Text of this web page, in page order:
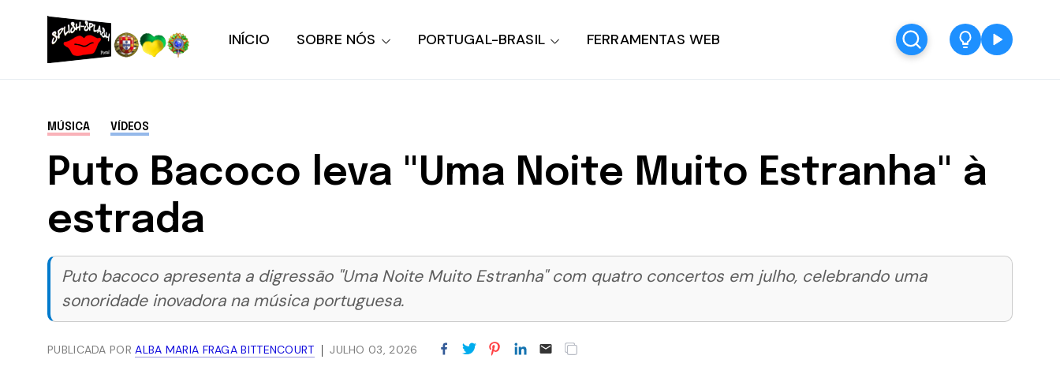
INÍCIO SOBRE NÓS PORTUGAL-BRASIL FERRAMENTAS WEB
MÚSICA VÍDEOS
Puto Bacoco leva "Uma Noite Muito Estranha" à
estrada
Puto bacoco apresenta a digressão "Uma Noite Muito Estranha" com quatro concertos em julho, celebrando uma
sonoridade inovadora na música portuguesa.
PUBLICADA PORALBA MARIA FRAGA BITTENCOURT JULHO 03, 2026